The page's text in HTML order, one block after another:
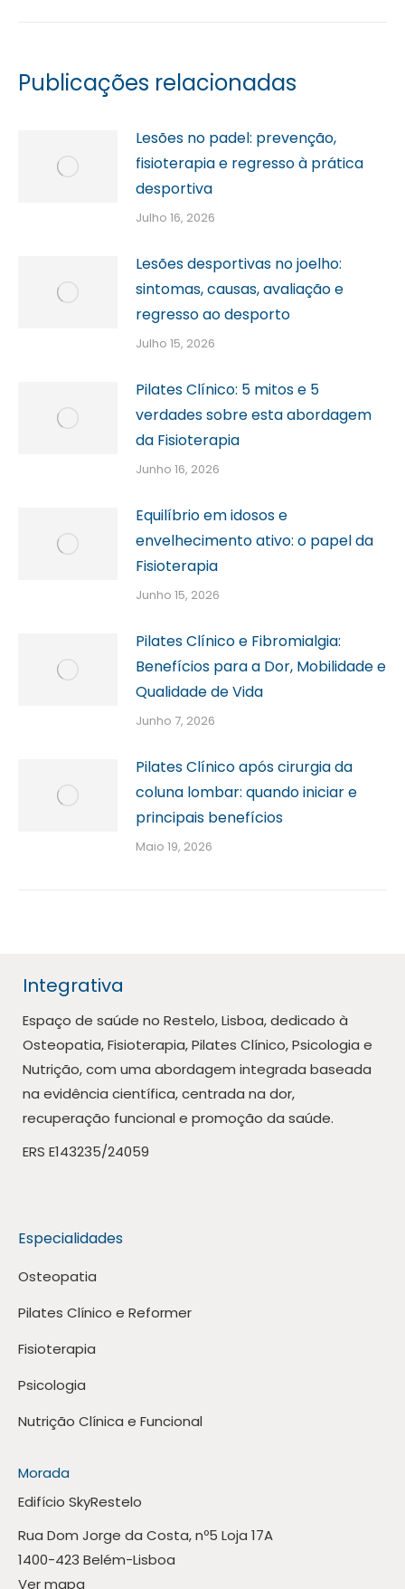
Publicações relacionadas
Lesões no padel: prevenção,
fisioterapia e regresso à prática
desportiva
Julho 16, 2026
Lesões desportivas no joelho:
sintomas, causas, avaliação e
regresso ao desporto
Julho 15, 2026
Pilates Clínico: 5 mitos e 5
verdades sobre esta abordagem
da Fisioterapia
Junho 16, 2026
Equilíbrio em idosos e
envelhecimento ativo: o papel da
Fisioterapia
Junho 15, 2026
Pilates Clínico e Fibromialgia:
Benefícios para a Dor, Mobilidade e
Qualidade de Vida
Junho 7, 2026
Pilates Clínico após cirurgia da
coluna lombar: quando iniciar e
principais benefícios
Maio 19, 2026
Integrativa
Espaço de saúde no Restelo, Lisboa, dedicado à
Osteopatia, Fisioterapia, Pilates Clínico, Psicologia e
Nutrição, com uma abordagem integrada baseada
na evidência científica, centrada na dor,
recuperação funcional e promoção da saúde.
ERS E143235/24059
Especialidades
Osteopatia
Pilates Clínico e Reformer
Fisioterapia
Psicologia
Nutrição Clínica e Funcional
Morada
Edifício SkyRestelo
Rua Dom Jorge da Costa, nº5 Loja 17A
1400-423 Belém-Lisboa
Ver mapa